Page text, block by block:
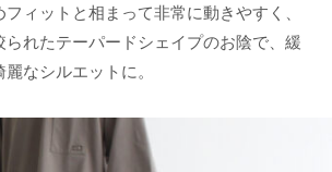
ィットと相まって非常に動きやすく、
られたテーパードシェイプのお陰で、緩
なシルエットに。